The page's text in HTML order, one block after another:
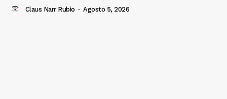
Claus Narr Rubio - Agosto 5, 2026